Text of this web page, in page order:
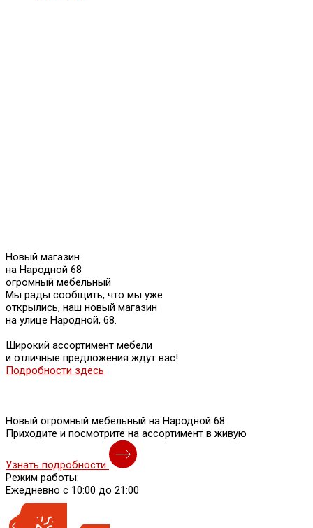
Новый магазин
на Народной 68
огромный мебельный
Мы рады сообщить, что мы уже
открылись, наш новый магазин
на улице Народной, 68.
Широкий ассортимент мебели
и отличные предложения ждут вас!
Подробности здесь
Новый огромный мебельный на Народной 68
Приходите и посмотрите на ассортимент в живую
Узнать подробности
Режим работы:
Ежедневно с 10:00 до 21:00